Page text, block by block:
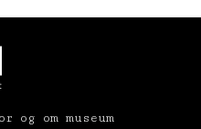
og om museum